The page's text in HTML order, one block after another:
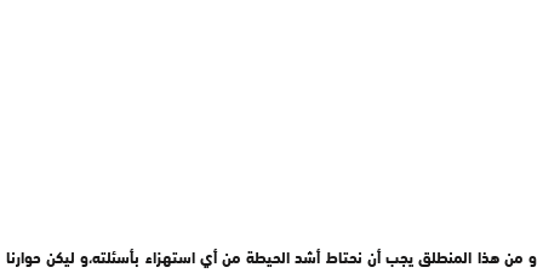
و من هذا المنطلق يجب أن نحتاط أشد الحيطة من أي استهزاء بأسئلته،و ليكن حوارنا